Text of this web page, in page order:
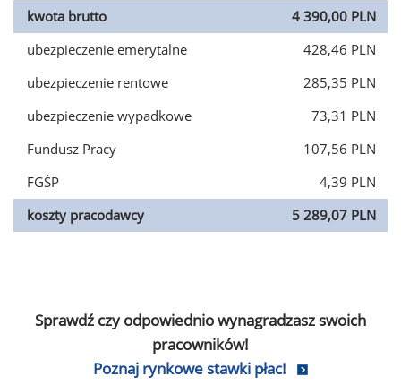
kwota brutto
4 390,00 PLN
ubezpieczenie emerytalne
428,46 PLN
ubezpieczenie rentowe
285,35 PLN
ubezpieczenie wypadkowe
73,31 PLN
Fundusz Pracy
107,56 PLN
FGŚP
4,39 PLN
koszty pracodawcy
5 289,07 PLN
Sprawdź czy odpowiednio wynagradzasz swoich
pracowników!
Poznaj rynkowe stawki płac!